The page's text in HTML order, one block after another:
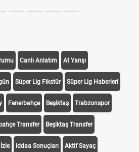
Canlı Anlatım At Yarışı
Süper Lig Fikstür Süper Lig Haberleri
Fenerbahçe Beşiktaş Trabzonspor
Transfer Beşiktaş Transfer